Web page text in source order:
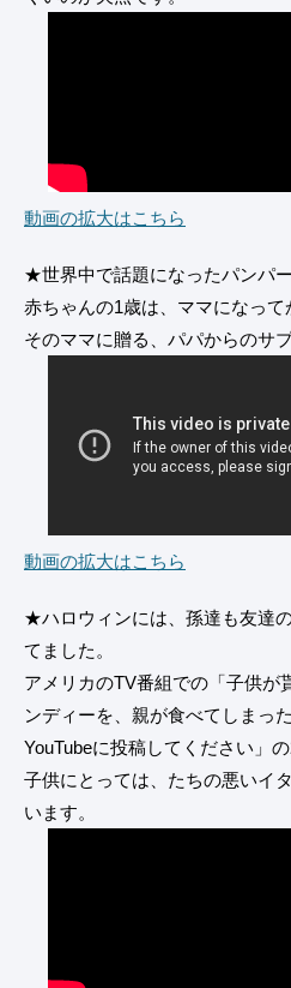
動画の拡大はこちら
★世界中で話題になったパンパー
赤ちゃんの1歳は、ママになって
そのママに贈る、パパからのサ
動画の拡大はこちら
★ハロウィンには、孫達も友達
てました。
アメリカのTV番組での「子供が
ンディーを、親が食べてしまっ
YouTubeに投稿してください」の
子供にとっては、たちの悪いイ
います。